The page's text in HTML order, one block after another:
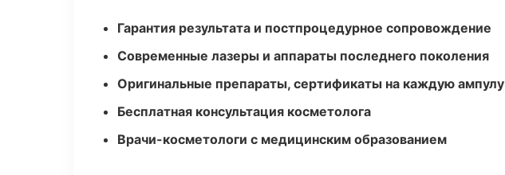
Гарантия результата и постпроцедурное сопровождение
Современные лазеры и аппараты последнего поколения
Оригинальные препараты, сертификаты на каждую ампулу
Бесплатная консультация косметолога
Врачи-косметологи с медицинским образованием